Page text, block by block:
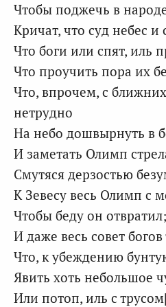
Чтобы поджечь в
Кричат, что суд небес и
Что боги или спят, иль
Что проучить пора их
Что, впрочем, с
нетрудно
На небо дошвырнуть в
И заметать Олимп
Смутяся дерзостью
К Зевесу весь Олимп с
Чтобы беду он отвратил;
И даже весь совет
Что, к убеждению
Явить хоть небольшое
Или потоп, иль с